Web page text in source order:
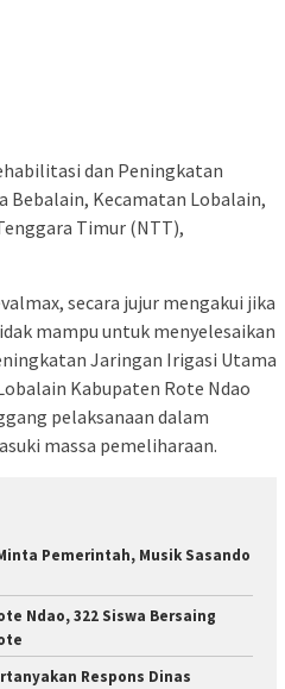
dan Peningkatan
Bebalain, Kecamatan Lobalain,
Timur (NTT),
secara jujur mengakui jika
mampu untuk menyelesaikan
Jaringan Irigasi Utama
Kabupaten Rote Ndao
pelaksanaan dalam
massa pemeliharaan.
Pemerintah, Musik Sasando
Ndao, 322 Siswa Bersaing
Respons Dinas